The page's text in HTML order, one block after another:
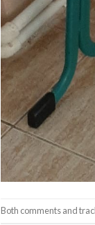
Both comments and